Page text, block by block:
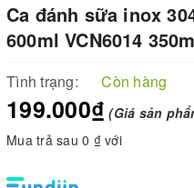
Ca đánh sữa inox
600ml VCN6014
Tình trạng: Còn hàng
199.000₫ (Giá sản
Mua trả sau 0 ₫ với